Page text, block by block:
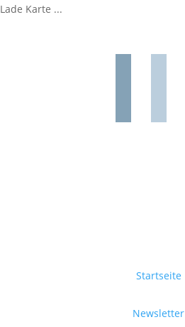
Lade Karte ...
Startseite
Newsletter